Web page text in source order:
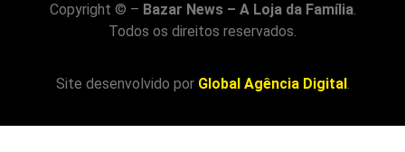
Copyright © – Bazar News – A Loja da Família.
Todos os direitos reservados.
Site desenvolvido por Global Agência Digital.